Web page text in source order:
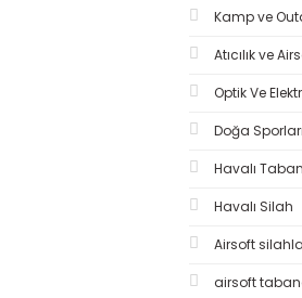
Kamp ve
Atıcılık ve
Optik Ve
Doğa Sporları
Havalı
Havalı Silah
Airsoft
airsoft